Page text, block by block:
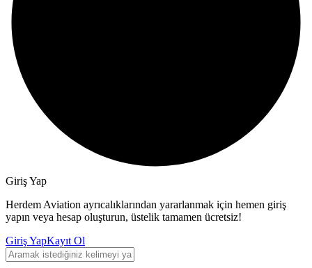
Giriş Yap
Herdem Aviation ayrıcalıklarından yararlanmak için hemen giriş
yapın veya hesap oluşturun, üstelik tamamen ücretsiz!
Giriş YapKayıt Ol